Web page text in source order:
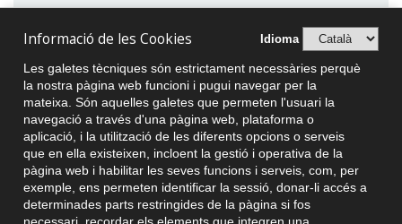
Informació de les Cookies Idioma
Les galetes tècniques són estrictament necessàries perquè
la nostra pàgina web funcioni i pugui navegar per la
mateixa. Són aquelles galetes que permeten l'usuari la
navegació a través d'una pàgina web, plataforma o
aplicació, i la utilització de les diferents opcions o serveis
que en ella existeixen, incloent la gestió i operativa de la
pàgina web i habilitar les seves funcions i serveis, com, per
exemple, ens permeten identificar la sessió, donar-li accés a
determinades parts restringides de la pàgina si fos